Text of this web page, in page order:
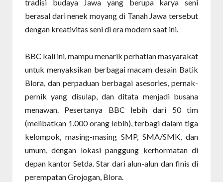
tradisi budaya Jawa yang berupa karya seni
berasal dari nenek moyang di Tanah Jawa tersebut
dengan kreativitas seni di era modern saat ini.
BBC kali ini, mampu menarik perhatian masyarakat
untuk menyaksikan berbagai macam desain Batik
Blora, dan perpaduan berbagai asesories, pernak-
pernik yang disulap, dan ditata menjadi busana
menawan. Pesertanya BBC lebih dari 50 tim
(melibatkan 1.000 orang lebih), terbagi dalam tiga
kelompok, masing-masing SMP, SMA/SMK, dan
umum, dengan lokasi panggung kerhormatan di
depan kantor Setda. Star dari alun-alun dan finis di
perempatan Grojogan, Blora.